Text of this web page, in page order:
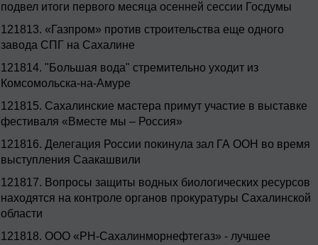
подвел итоги первого месяца осенней сессии Госдумы
121813. «Газпром» против строительства еще одного
завода СПГ на Сахалине
121814. "Большая вода" стремительно уходит из
Комсомольска-на-Амуре
121815. Сахалинские мастера примут участие в выставке
фестиваля «Вместе мы – Россия»
121816. Делегация России покинула зал ГА ООН во время
выступления Саакашвили
121817. Вопросы защиты водных биологических ресурсов
находятся на контроле органов прокуратуры Сахалинской
области
121818. ООО «РН-Сахалинморнефтегаз» - лучшее